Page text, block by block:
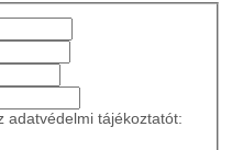
adatvédelmi tájékoztatót: